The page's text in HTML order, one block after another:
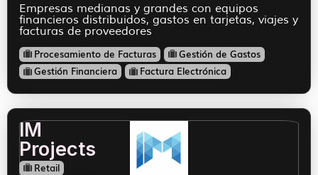
Empresas medianas y grandes con equipos
financieros distribuidos, gastos en tarjetas, viajes y
facturas de proveedores
Procesamiento de Facturas
Gestión de Gastos
Gestión Financiera
Factura Electrónica
IM
Projects
Retail